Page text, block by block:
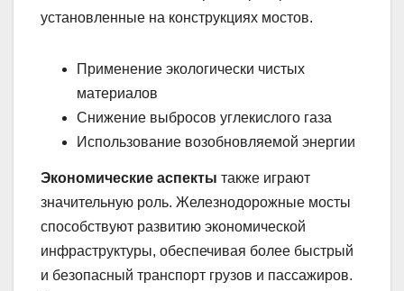
установленные на конструкциях мостов.
Применение экологически чистых
материалов
Снижение выбросов углекислого газа
Использование возобновляемой энергии
Экономические аспекты также играют
значительную роль. Железнодорожные мосты
способствуют развитию экономической
инфраструктуры, обеспечивая более быстрый
и безопасный транспорт грузов и пассажиров.